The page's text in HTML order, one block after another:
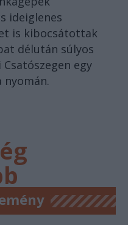
ideiglenes
is kibocsátottak
délután súlyos
egy
nyomán.